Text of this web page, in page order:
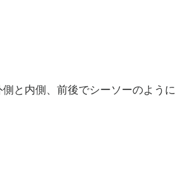
と内側、前後でシーソーのよう